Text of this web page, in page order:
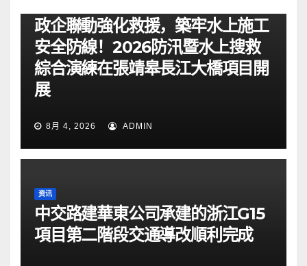
政企聯動強化救援，築牢水上施工
安全防線！2026防汛暨水上搜救
綜合演練在張靖皋長江大橋項目開
展
8月 4, 2026 ADMIN
资讯
中交路建華東公司承建的浙江G15
項目第二階段交通導改順利完成